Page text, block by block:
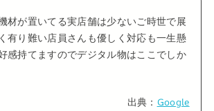
材が置いてる実店舗は少ないご時世で展
有り難い店員さんも優しく対応も一生懸
感持てますのでデジタル物はここでしか
出典： Google